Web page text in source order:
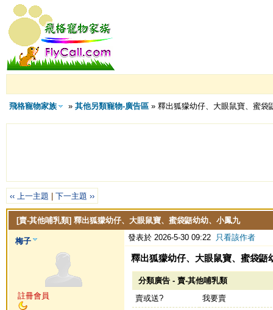
飛格寵物家族 » 其他另類寵物-廣告區» 釋出狐獴幼仔、大眼鼠寶、蜜袋
‹‹ 上一主題 下一主題 ››
[賣-其他哺乳類] 釋出狐獴幼仔、大眼鼠寶、蜜袋鼯幼幼、小鳳九
梅子
註冊會員
發表於 2026-5-30 09:22 只看該作者
釋出狐獴幼仔、大眼鼠寶、蜜袋鼯
分類廣告 - 賣-其他哺乳類
賣或送?
我要賣